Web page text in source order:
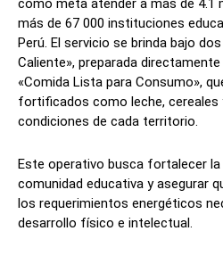
como meta atender a más de 4.1
más de 67 000 instituciones
Perú. El servicio se brinda bajo
Caliente», preparada
«Comida Lista para Consumo»,
fortificados como leche, cereales
condiciones de cada territorio.
Este operativo busca fortalecer
comunidad educativa y asegurar
los requerimientos energéticos
desarrollo físico e intelectual.